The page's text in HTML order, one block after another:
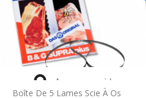
Boîte De 5 Lames Scie À Os
 Aperçu rapide